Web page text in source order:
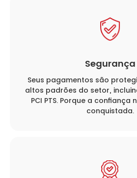
Segurança
Seus pagamentos são
altos padrões do setor,
PCI PTS. Porque a
conquistada.